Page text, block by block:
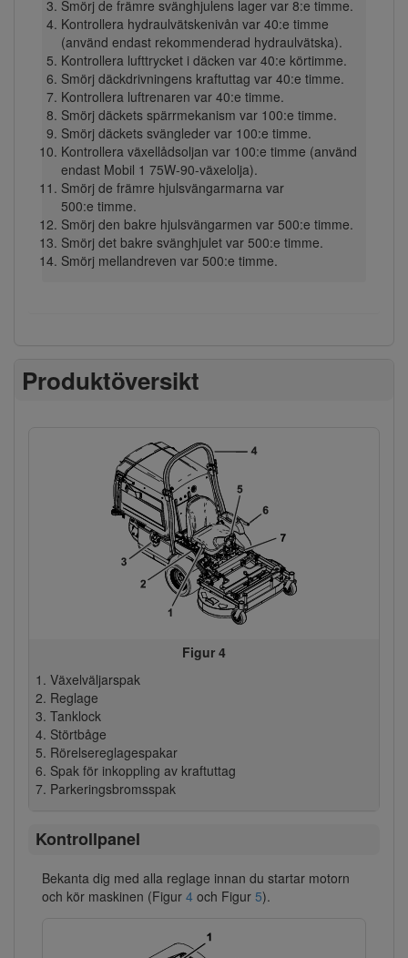
Smörj de främre svänghjulens lager var 8:e timme.
Kontrollera hydraulvätskenivån var 40:e timme
(använd endast rekommenderad hydraulvätska).
Kontrollera lufttrycket i däcken var 40:e körtimme.
Smörj däckdrivningens kraftuttag var 40:e timme.
Kontrollera luftrenaren var 40:e timme.
Smörj däckets spärrmekanism var 100:e timme.
Smörj däckets svängleder var 100:e timme.
Kontrollera växellådsoljan var 100:e timme (använd
endast Mobil 1 75W-90-växelolja).
Smörj de främre hjulsvängarmarna var
500:e timme.
Smörj den bakre hjulsvängarmen var 500:e timme.
Smörj det bakre svänghjulet var 500:e timme.
Smörj mellandreven var 500:e timme.
Produktöversikt
Figur 4
Växelväljarspak
Reglage
Tanklock
Störtbåge
Rörelsereglagespakar
Spak för inkoppling av kraftuttag
Parkeringsbromsspak
Kontrollpanel
Bekanta dig med alla reglage innan du startar motorn
och kör maskinen (Figur 4 och Figur 5).